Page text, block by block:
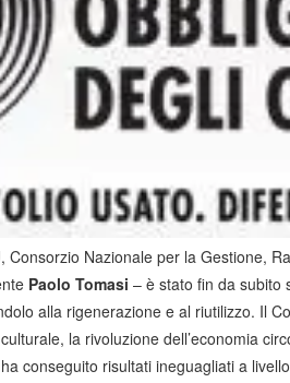
Consorzio Nazionale per la Gestione,
Paolo Tomasi – è stato fin da subito
alla rigenerazione e al riutilizzo. Il
la rivoluzione dell’economia
conseguito risultati ineguagliati a